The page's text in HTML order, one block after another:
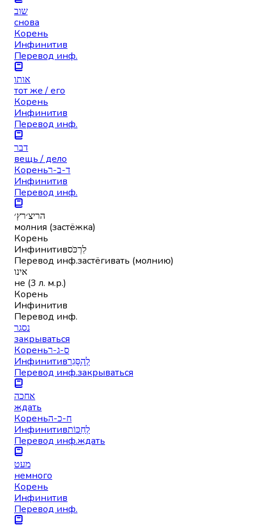
שוב
снова
Корень
Инфинитив
Перевод инф.
אותו
тот же / его
Корень
Инфинитив
Перевод инф.
דבר
вещь / дело
Кореньד-ב-ר
Инфинитив
Перевод инф.
הריצ׳רץ׳
молния (застёжка)
Корень
Инфинитивלִרְכֹּס
Перевод инф.застёгивать (молнию)
אינו
не (3 л. м.р.)
Корень
Инфинитив
Перевод инф.
נסגר
закрываться
Кореньס-ג-ר
Инфинитивלְהִסָּגֵר
Перевод инф.закрываться
אחכה
ждать
Кореньח-כ-ה
Инфинитивלְחַכּוֹת
Перевод инф.ждать
מעט
немного
Корень
Инфинитив
Перевод инф.